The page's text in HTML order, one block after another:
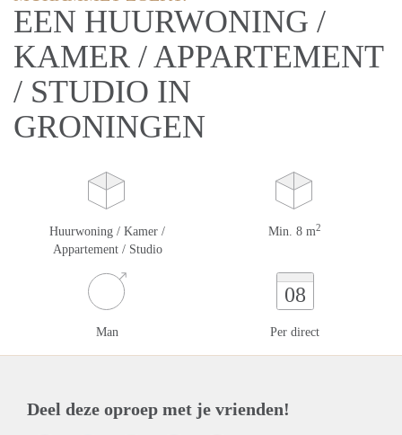
EEN HUURWONING /
KAMER / APPARTEMENT
/ STUDIO IN
GRONINGEN
Huurwoning / Kamer /
Appartement / Studio
Min. 8 m2
Man
08
Per direct
Deel deze oproep met je vrienden!